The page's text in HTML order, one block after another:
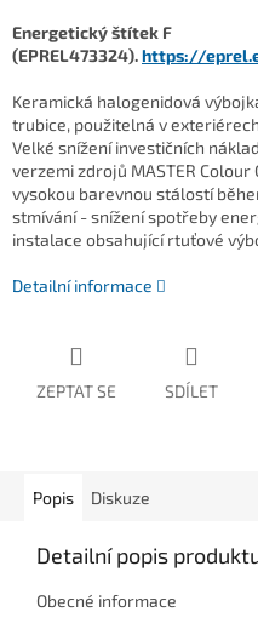
Energetický štítek F
(EPREL473324).https://
Keramická halogenidová
trubice, použitelná v
Velké snížení investičních
verzemi zdrojů MASTER Colour
vysokou barevnou stálostí
stmívání - snížení spotřeby
instalace obsahující rtuťové
Detailní informace
ZEPTAT SE SDÍLET
Popis Diskuze
Detailní popis
Obecné informace